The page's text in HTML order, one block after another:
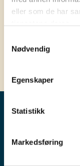
eller som de har
Nødvendig
Egenskaper
Statistikk
Markedsføring
Pressemeldingen fra
av 11.03.2009 samt